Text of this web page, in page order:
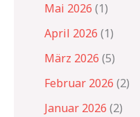
Mai 2026 (1)
April 2026 (1)
März 2026 (5)
Februar 2026 (2)
Januar 2026 (2)